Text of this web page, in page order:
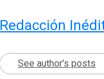
Redacción
See author's posts